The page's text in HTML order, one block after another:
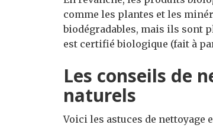
comme les plantes et les
biodégradables, mais ils sont
est certifié biologique (fait à
Les conseils de
naturels
Voici les astuces de